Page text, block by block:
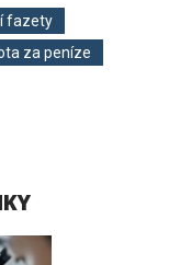
fazety
za peníze